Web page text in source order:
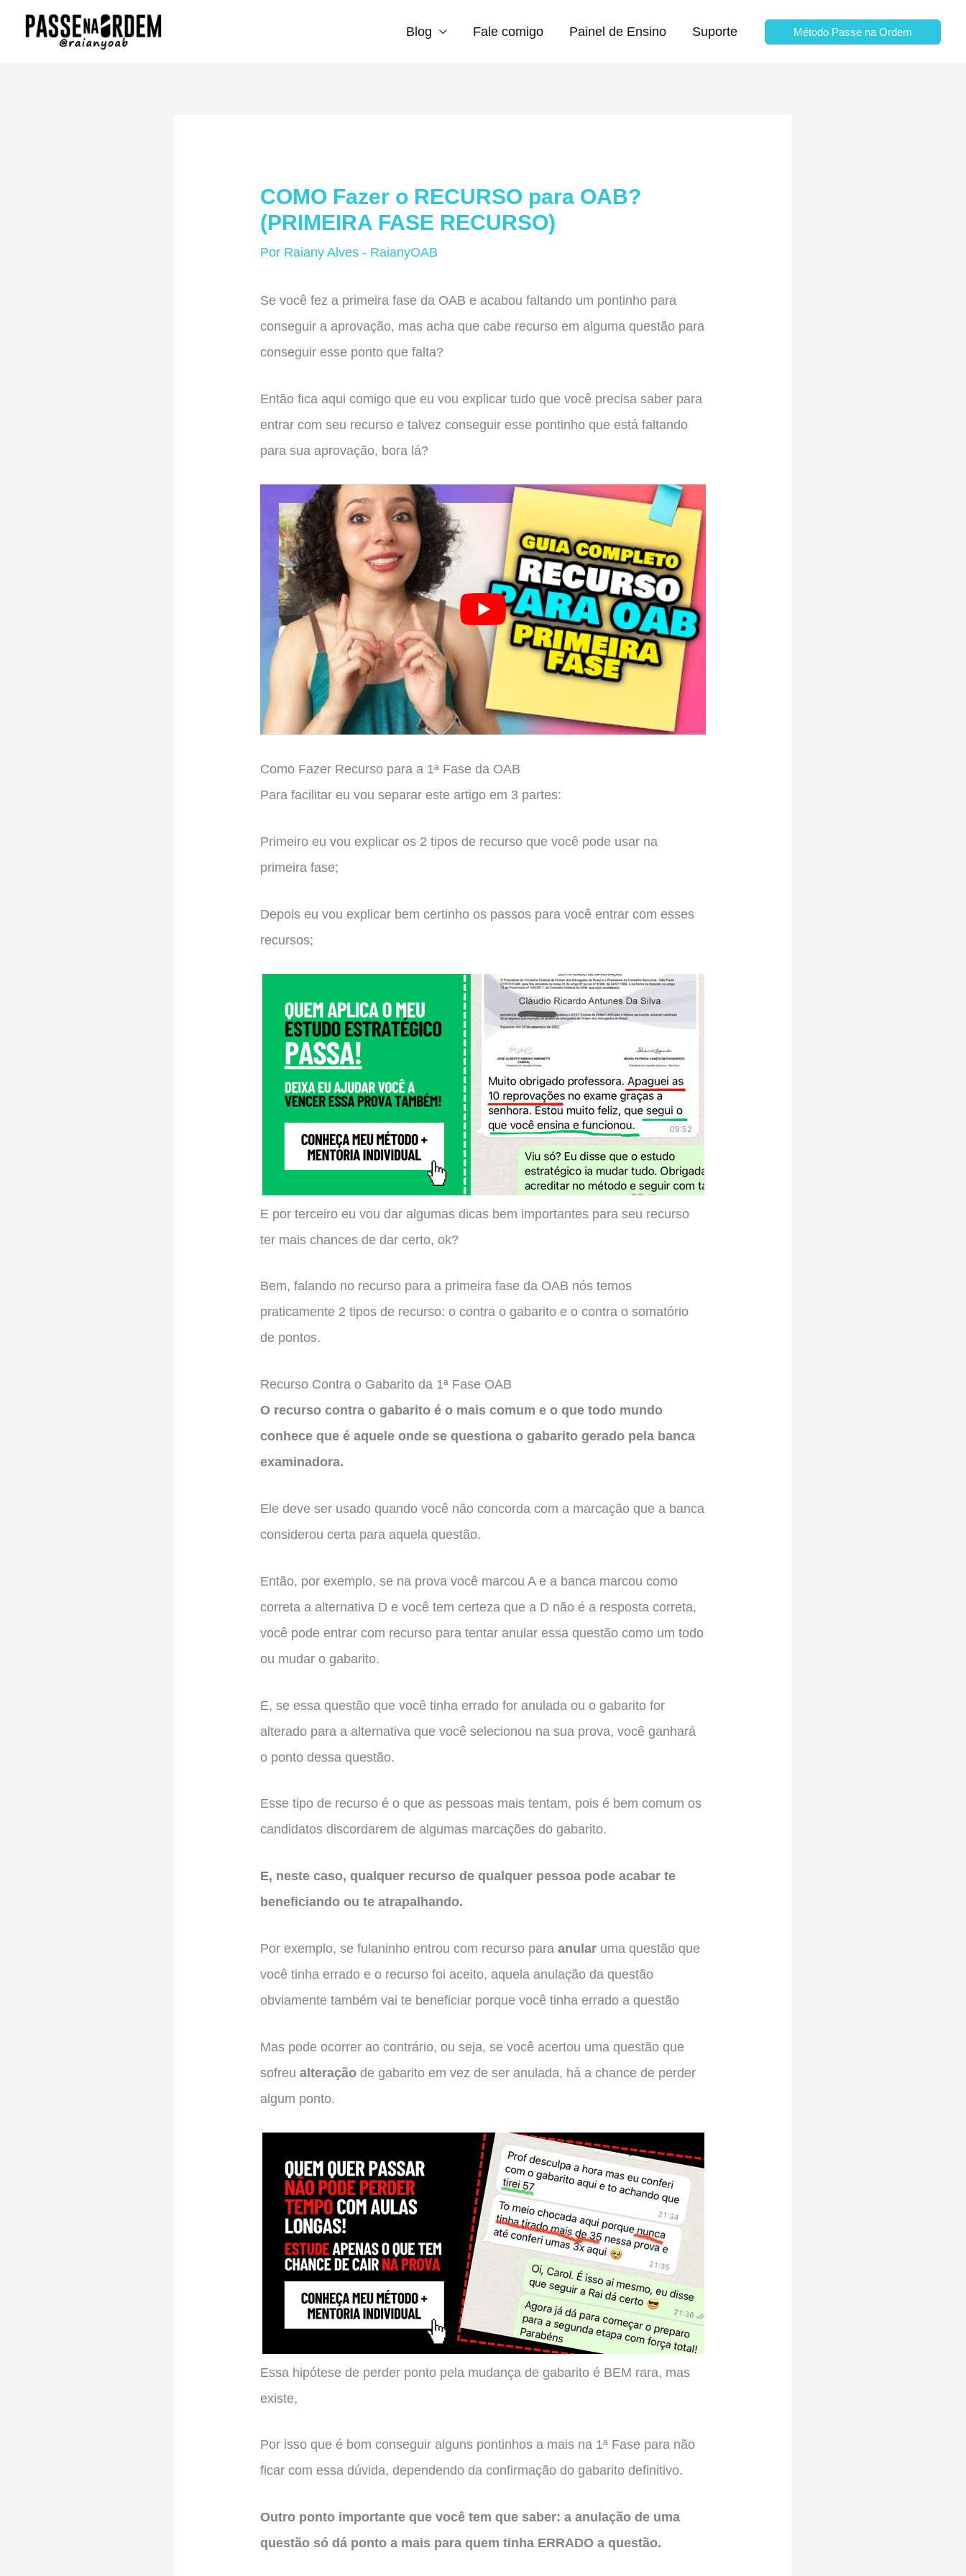
Blog Fale comigo Painel de Ensino Suporte Método Passe na Ordem
COMO Fazer o RECURSO para OAB?
(PRIMEIRA FASE RECURSO)
Por Raiany Alves - RaianyOAB
Se você fez a primeira fase da OAB e acabou faltando um pontinho para
conseguir a aprovação, mas acha que cabe recurso em alguma questão para
conseguir esse ponto que falta?
Então fica aqui comigo que eu vou explicar tudo que você precisa saber para
entrar com seu recurso e talvez conseguir esse pontinho que está faltando
para sua aprovação, bora lá?
Como Fazer Recurso para a 1ª Fase da OAB
Para facilitar eu vou separar este artigo em 3 partes:
Primeiro eu vou explicar os 2 tipos de recurso que você pode usar na
primeira fase;
Depois eu vou explicar bem certinho os passos para você entrar com esses
recursos;
E por terceiro eu vou dar algumas dicas bem importantes para seu recurso
ter mais chances de dar certo, ok?
Bem, falando no recurso para a primeira fase da OAB nós temos
praticamente 2 tipos de recurso: o contra o gabarito e o contra o somatório
de pontos.
Recurso Contra o Gabarito da 1ª Fase OAB
O recurso contra o gabarito é o mais comum e o que todo mundo
conhece que é aquele onde se questiona o gabarito gerado pela banca
examinadora.
Ele deve ser usado quando você não concorda com a marcação que a banca
considerou certa para aquela questão.
Então, por exemplo, se na prova você marcou A e a banca marcou como
correta a alternativa D e você tem certeza que a D não é a resposta correta,
você pode entrar com recurso para tentar anular essa questão como um todo
ou mudar o gabarito.
E, se essa questão que você tinha errado for anulada ou o gabarito for
alterado para a alternativa que você selecionou na sua prova, você ganhará
o ponto dessa questão.
Esse tipo de recurso é o que as pessoas mais tentam, pois é bem comum os
candidatos discordarem de algumas marcações do gabarito.
E, neste caso, qualquer recurso de qualquer pessoa pode acabar te
beneficiando ou te atrapalhando.
Por exemplo, se fulaninho entrou com recurso para anular uma questão que
você tinha errado e o recurso foi aceito, aquela anulação da questão
obviamente também vai te beneficiar porque você tinha errado a questão
Mas pode ocorrer ao contrário, ou seja, se você acertou uma questão que
sofreualteração de gabarito em vez de ser anulada, há a chance de perder
algum ponto.
Essa hipótese de perder ponto pela mudança de gabarito é BEM rara, mas
existe,
Por isso que é bom conseguir alguns pontinhos a mais na 1ª Fase para não
ficar com essa dúvida, dependendo da confirmação do gabarito definitivo.
Outro ponto importante que você tem que saber: a anulação de uma
questão só dá ponto a mais para quem tinha ERRADO a questão.